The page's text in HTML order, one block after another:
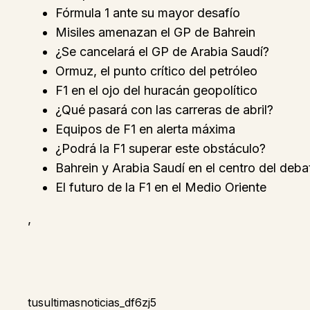
Fórmula 1 ante su mayor desafío
Misiles amenazan el GP de Bahrein
¿Se cancelará el GP de Arabia Saudí?
Ormuz, el punto crítico del petróleo
F1 en el ojo del huracán geopolítico
¿Qué pasará con las carreras de abril?
Equipos de F1 en alerta máxima
¿Podrá la F1 superar este obstáculo?
Bahrein y Arabia Saudí en el centro del
El futuro de la F1 en el Medio Oriente
,
tusultimasnoticias_df6zj5